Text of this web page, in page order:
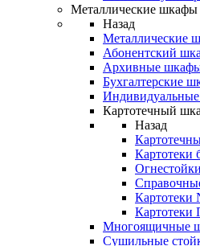
Металлические шкафы
Назад
Металлические
Абонентский
Архивные
Бухгалтерские
Картотечный
Назад
Картотеки
Картотеки
Картотеки
Многоящичные
Сушильные